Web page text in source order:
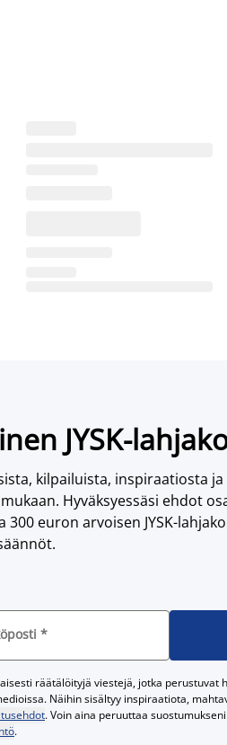
JYSK-
kilpailuista, inspiraatiosta
Hyväksyessäsi ehdot
euron arvoisen JYSK-
*
räätälöityjä viestejä, jotka perustuvat
Näihin sisältyy inspiraatiota,
. Voin aina peruuttaa
.